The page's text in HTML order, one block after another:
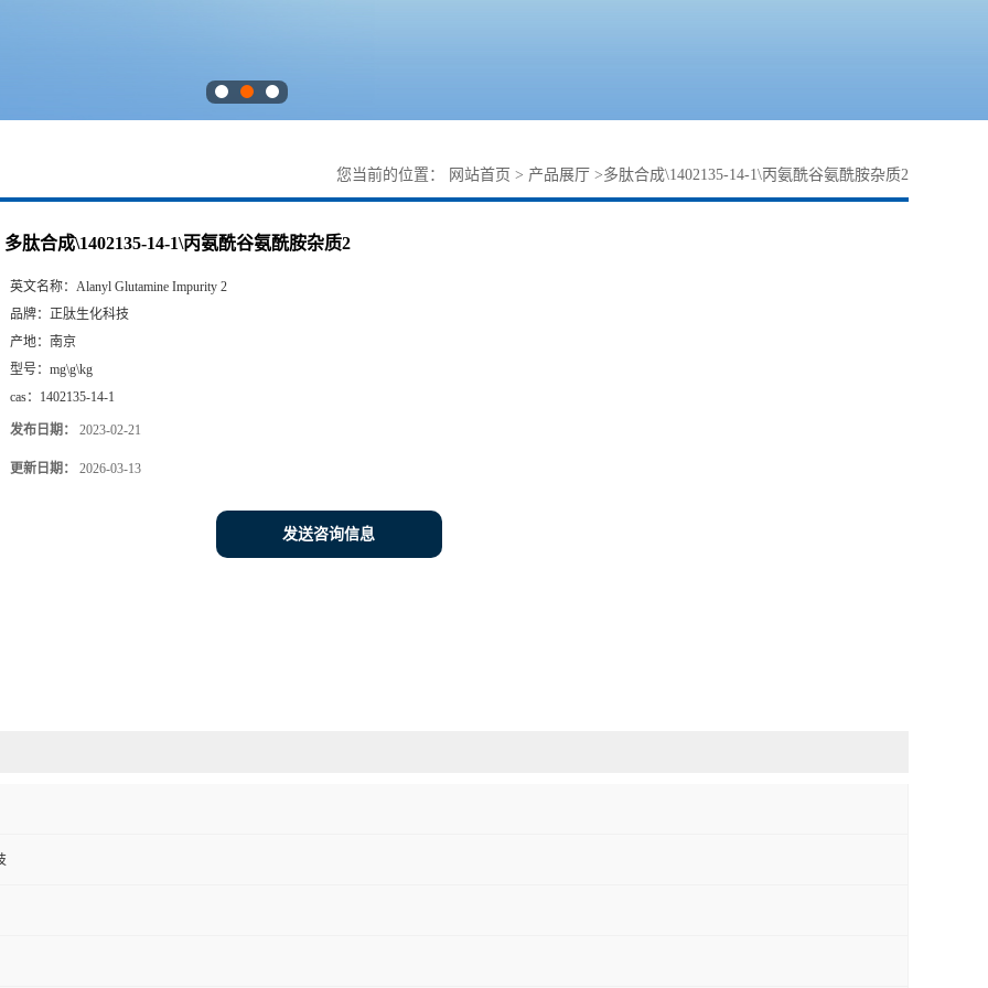
您当前的位置： 网站首页 > 产品展厅 >多肽合成\1402135-14-1\丙氨酰谷氨酰胺杂质2
多肽合成\1402135-14-1\丙氨酰谷氨酰胺杂质2
英文名称： Alanyl Glutamine Impurity 2
品牌： 正肽生化科技
产地： 南京
型号： mg\g\kg
cas： 1402135-14-1
发布日期： 2023-02-21
更新日期： 2026-03-13
发送咨询信息